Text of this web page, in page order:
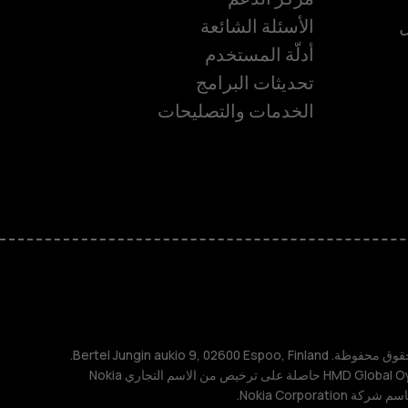
الأسئلة الشائعة
أدلّة المستخدم
تحديثات البرامج
الخدمات والتصليحات
TM و © 2026 HMD Global. جميع الحقوق محفوظة. Bertel Jungin aukio 9, 02600 Espoo, Finland.
مُعرِّف الشركة: 2724044-2. شركة HMD Global Oy حاصلة على ترخيص من الاسم التجاري Nokia